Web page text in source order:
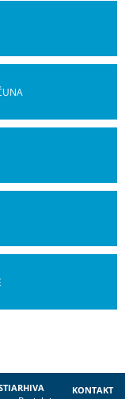
ARHIVA
KONTAKT